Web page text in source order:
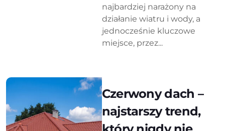
najbardziej narażony na
działanie wiatru i wody, a
jednocześnie kluczowe
miejsce, przez...
Czerwony dach –
najstarszy trend,